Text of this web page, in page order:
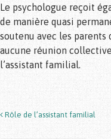
Le psychologue reçoit
de manière quasi
soutenu avec les
aucune réunion
l’assistant familial.
Post navigation
Rôle de l’assistant familial